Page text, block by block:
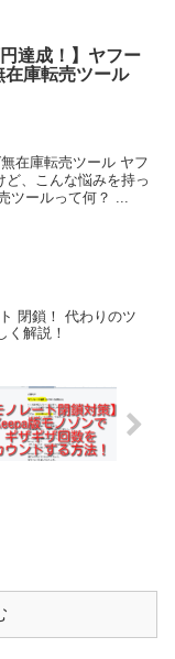
達成！】ヤフー
在庫転売ツール
在庫転売ツール ヤフ
、こんな悩みを持っ
ツールって何？ ...
閉鎖！ 代わりのツ
く解説！